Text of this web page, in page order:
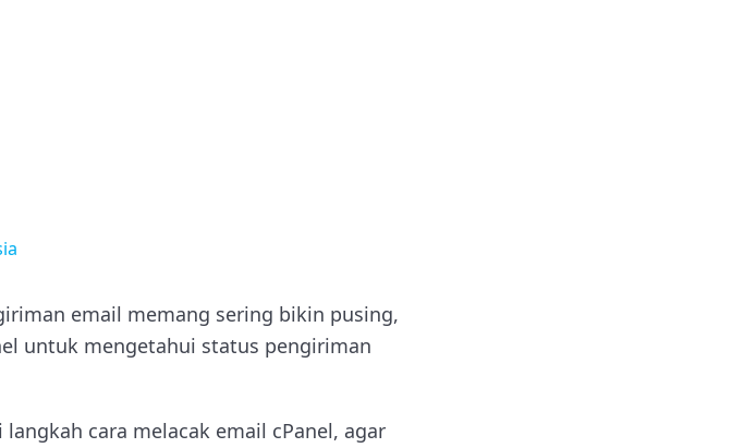
email memang sering bikin pusing,
untuk mengetahui status pengiriman
cara melacak email cPanel, agar